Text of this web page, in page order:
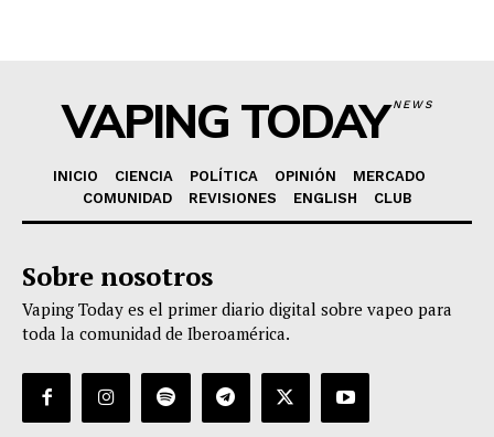
VAPING TODAYNEWS
INICIO CIENCIA POLÍTICA OPINIÓN
MERCADO
COMUNIDAD
REVISIONES ENGLISH CLUB
Sobre nosotros
Vaping Today es el primer diario digital sobre vapeo para
toda la comunidad de Iberoamérica.